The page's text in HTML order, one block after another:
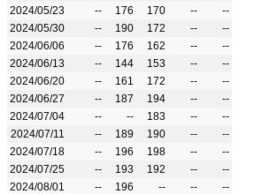
2024/05/23
-- 176 170 --
--
2024/05/30
-- 190 172 --
--
2024/06/06
-- 176 162 --
--
2024/06/13
-- 144 153 --
--
2024/06/20
-- 161 172 --
--
2024/06/27
-- 187 194 --
--
2024/07/04
-- -- 183 --
--
2024/07/11
-- 189 190 --
--
2024/07/18
-- 196 198 --
--
2024/07/25
-- 193 192 --
--
2024/08/01
-- 196 -- -- --